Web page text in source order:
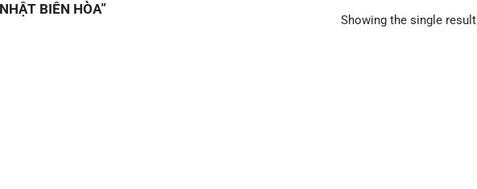
BIÊN HÒA”
Showing the single result